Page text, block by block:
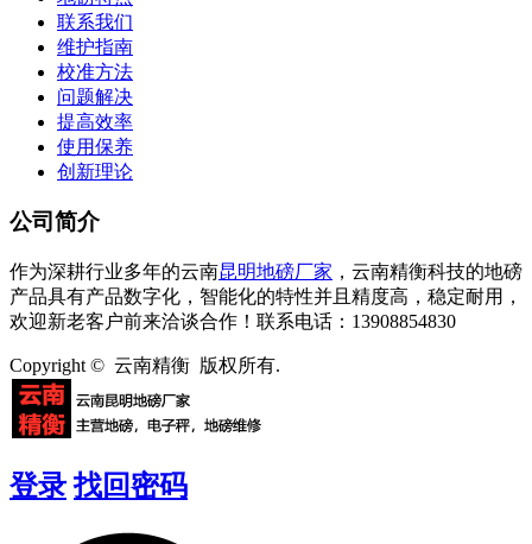
联系我们
维护指南
校准方法
问题解决
提高效率
使用保养
创新理论
公司简介
作为深耕行业多年的云南昆明地磅厂家 ，云南精衡科技的地磅
产品具有产品数字化，智能化的特性并且精度高，稳定耐用，
欢迎新老客户前来洽谈合作！联系电话：13908854830
Copyright © 云南精衡 版权所有.
登录 找回密码